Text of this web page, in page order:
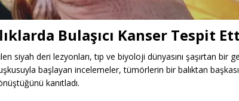
Bulaşıcı Kanser Tespit
siyah deri lezyonları, tıp ve biyoloji dünyasını şaşırtan bir
başlayan incelemeler, tümörlerin bir balıktan
kanıtladı.